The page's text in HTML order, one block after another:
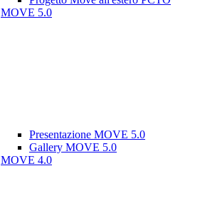
MOVE 5.0
Presentazione MOVE 5.0
Gallery MOVE 5.0
MOVE 4.0